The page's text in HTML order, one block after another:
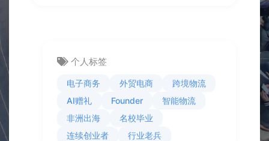
个人标签
电子商务 外贸电商
跨境物流
AI赠礼
Founder
智能物流
非洲出海
名校毕业
连续创业者
行业老兵